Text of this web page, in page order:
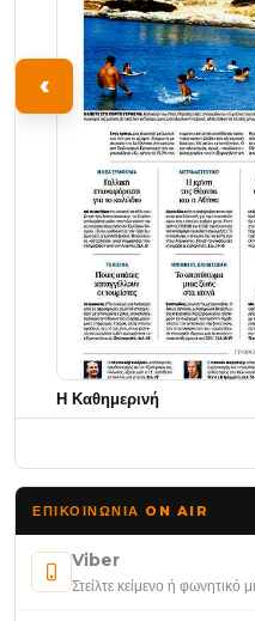
‹
Η Καθημερινή
ΕΠΙΚΟΙΝΩΝΊΑ ON AIR
Viber
Στείλτε κείμενο ή φωνητικό